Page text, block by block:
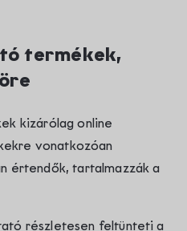
termékek,
kizárólag online
vonatkozóan
értendők, tartalmazzák a
részletesen feltünteti a